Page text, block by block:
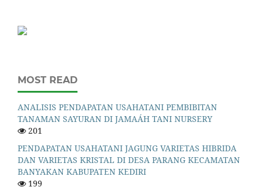
MOST READ
ANALISIS PENDAPATAN USAHATANI PEMBIBITAN
TANAMAN SAYURAN DI JAMAÁH TANI NURSERY
201
PENDAPATAN USAHATANI JAGUNG VARIETAS HIBRIDA
DAN VARIETAS KRISTAL DI DESA PARANG KECAMATAN
BANYAKAN KABUPATEN KEDIRI
199